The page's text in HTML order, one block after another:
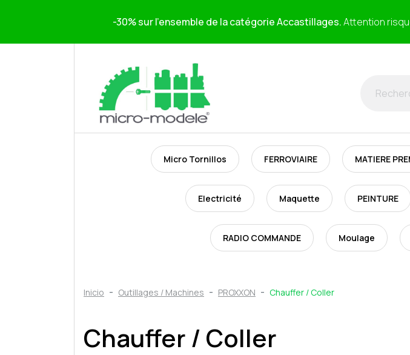
-30% sur l'ensemble de la catégorie Accastillages.Attention
Micro Tornillos FERROVIAIRE MATIERE
Electricité Maquette PEINTURE
RADIO COMMANDE Moulage
Inicio Outillages / Machines PROXXON Chauffer / Coller
Chauffer / Coller